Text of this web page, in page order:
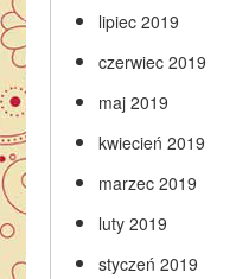
lipiec 2019
czerwiec 2019
maj 2019
kwiecień 2019
marzec 2019
luty 2019
styczeń 2019